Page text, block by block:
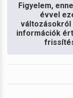
Figyelem,
évvel
változásokról
információk